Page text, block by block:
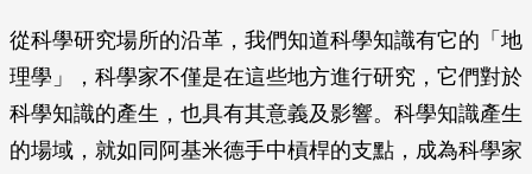
從科學研究場所的沿革，我們知道科學知識有它的「地
理學」，科學家不僅是在這些地方進行研究，它們對於
科學知識的產生，也具有其意義及影響。科學知識產生
的場域，就如同阿基米德手中槓桿的支點，成為科學家